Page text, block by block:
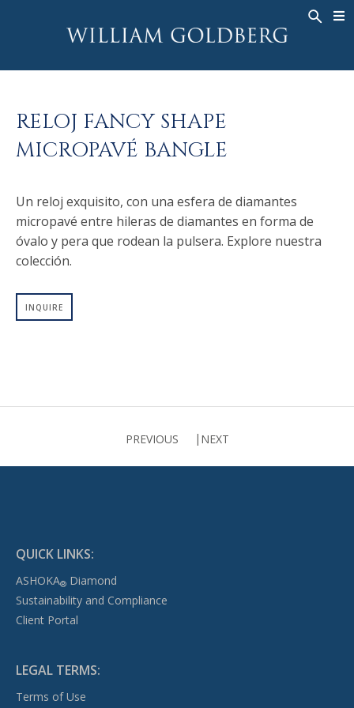
ALTA JOYERÍA
ANILLO PARA HOMBRE
COLLARES
PENDIENTES
PULSERAS
RELOJES
ASHOKA JOYERÍA
ANILLOS
BANDS
COLLARES
COLGANTES
PENDIENTES
TALISMAN
HISTORIA
ASHOKA®
RELOJ FANCY SHAPE
MICROPAVÉ BANGLE
Un reloj exquisito, con una esfera de diamantes
micropavé entre hileras de diamantes en forma de
óvalo y pera que rodean la pulsera. Explore nuestra
colección.
INQUIRE
PREVIOUS NEXT
QUICK LINKS:
ASHOKA®Diamond
Sustainability and Compliance
Client Portal
LEGAL TERMS:
Terms of Use